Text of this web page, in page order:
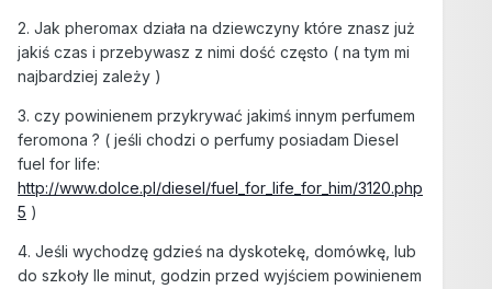
2. Jak pheromax działa na dziewczyny które znasz już
jakiś czas i przebywasz z nimi dość często ( na tym mi
najbardziej zależy )
3. czy powinienem przykrywać jakimś innym perfumem
feromona ? ( jeśli chodzi o perfumy posiadam Diesel
fuel for life:
http://www.dolce.pl/diesel/fuel_for_life_for_him/3120.php
5 )
4. Jeśli wychodzę gdzieś na dyskotekę, domówkę, lub
do szkoły Ile minut, godzin przed wyjściem powinienem